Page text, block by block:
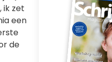
ik zet
een
de